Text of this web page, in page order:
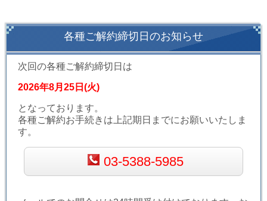
各種ご解約締切日のお知らせ
次回の各種ご解約締切日は
2026年8月25日(火)
となっております。
各種ご解約お手続きは上記期日までにお願いいたしま
す。
03-5388-5985